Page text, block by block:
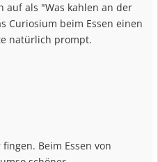
auf als "Was kahlen an der
Curiosium beim Essen einen
natürlich prompt.
Beim Essen von